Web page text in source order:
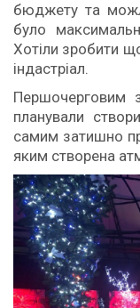
бюджету та
було
Хотіли зробити
індастріал.
Першочерговим
планували
самим затишно
яким створена